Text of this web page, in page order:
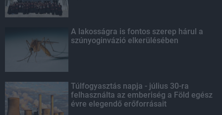
A lakosságra is fontos szerep hárul a
szúnyoginvázió elkerülésében
Túlfogyasztás napja - július 30-ra
felhasználta az emberiség a Föld egész
évre elegendő erőforrásait